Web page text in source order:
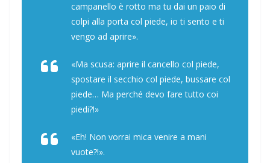
campanello è rotto ma tu dai un paio di
colpi alla porta col piede, io ti sento e ti
vengo ad aprire».
«Ma scusa: aprire il cancello col piede,
spostare il secchio col piede, bussare col
piede… Ma perché devo fare tutto coi
piedi?!»
«Eh! Non vorrai mica venire a mani
vuote?!».